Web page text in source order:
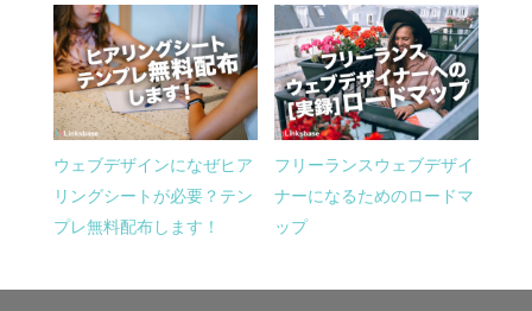
ウェブデザインになぜヒア
リングシートが必要？テン
プレ無料配布します！
フリーランスウェブデザイ
ナーになるためのロードマ
ップ